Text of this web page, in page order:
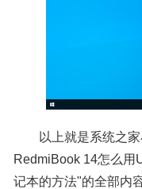
以上就是系统之家
RedmiBook 14怎么用
记本的方法"的全部内